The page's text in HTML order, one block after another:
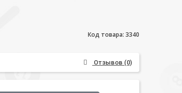
Код товара: 3340
Отзывов (0)